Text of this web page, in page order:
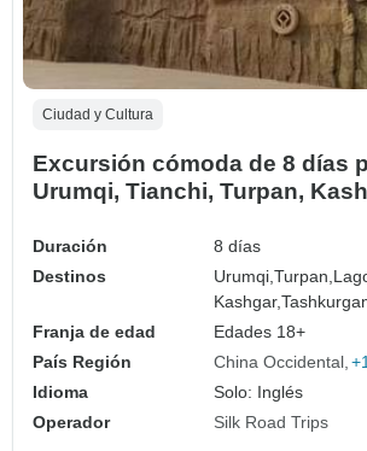
Ciudad y Cultura
Excursión cómoda de 8 días
Urumqi, Tianchi, Turpan,
Duración
8 días
Destinos
Urumqi,Turpan,
Kashgar,
Franja de edad
Edades 18+
País Región
China Occidental
Idioma
Solo: Inglés
Operador
Silk Road Trips